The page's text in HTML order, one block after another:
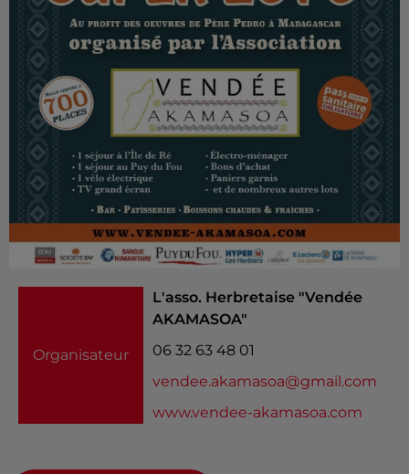
Organisateur
L'asso. Herbretaise "Vendée
AKAMASOA"
06 32 63 48 01
vendee.akamasoa@gmail.com
www.vendee-akamasoa.com